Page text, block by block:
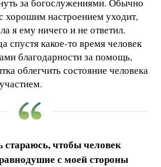
хорошим настроением уходит,
я ему ничего и не ответил.
спустя какое-то время человек
благодарности за помощь,
облегчить состояние человека
стараюсь, чтобы человек
с моей стороны